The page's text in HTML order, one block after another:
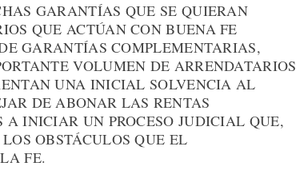
GARANTÍAS QUE SE QUIERAN
QUE ACTÚAN CON BUENA FE
GARANTÍAS COMPLEMENTARIAS,
VOLUMEN DE ARRENDATARIOS
UNA INICIAL SOLVENCIA AL
DE ABONAR LAS RENTAS
INICIAR UN PROCESO JUDICIAL QUE,
OBSTÁCULOS QUE EL
FE.